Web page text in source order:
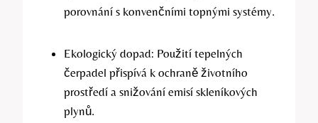
porovnání s konvenčními topnými systémy.
Ekologický dopad: Použití tepelných
čerpadel přispívá k ochraně životního
prostředí a snižování emisí skleníkových
plynů.